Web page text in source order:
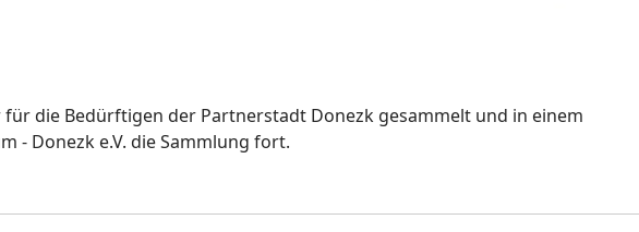
die Bedürftigen der Partnerstadt Donezk gesammelt und in einem
- Donezk e.V. die Sammlung fort.